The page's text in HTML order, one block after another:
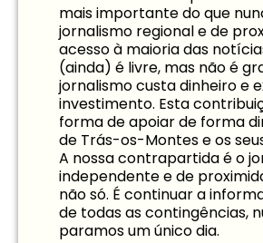
mais importante do que
jornalismo regional e de
acesso à maioria das
(ainda) é livre, mas não é
jornalismo custa dinheiro e
investimento. Esta
forma de apoiar de forma
de Trás-os-Montes e os
A nossa contrapartida é o
independente e de
não só. É continuar a
de todas as contingências,
paramos um único dia.